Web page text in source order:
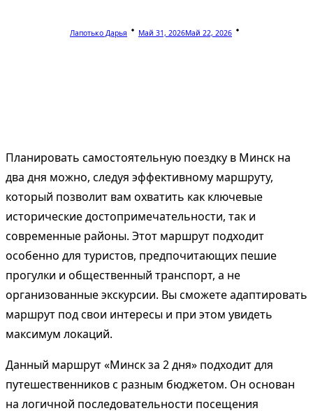
Лапотько Дарья Май 31, 2026Май 22, 2026
Планировать самостоятельную поездку в Минск на
два дня можно, следуя эффективному маршруту,
который позволит вам охватить как ключевые
исторические достопримечательности, так и
современные районы. Этот маршрут подходит
особенно для туристов, предпочитающих пешие
прогулки и общественный транспорт, а не
организованные экскурсии. Вы сможете адаптировать
маршрут под свои интересы и при этом увидеть
максимум локаций.
Данный маршрут «Минск за 2 дня» подходит для
путешественников с разным бюджетом. Он основан
на логичной последовательности посещения